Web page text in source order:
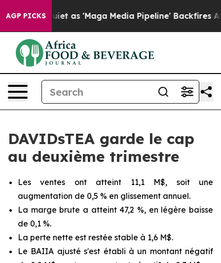
AGP PICKS
as 'Maga Media Pipeline' Backfires Amid Rumors
DAVIDsTEA garde le cap
au deuxième trimestre
Les ventes ont atteint 11,1 M$, soit une
augmentation de 0,5 % en glissement annuel.
La marge brute a atteint 47,2 %, en légère baisse
de 0,1 %.
La perte nette est restée stable à 1,6 M$.
Le BAIIA ajusté s'est établi à un montant négatif